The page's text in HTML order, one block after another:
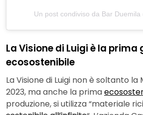
Un post condiviso da Bar Duemila
La Visione di Luigi è la prima
ecosostenibile
La Visione di Luigi non è soltanto
2023, ma anche la prima
produzione, si utilizza “materiale